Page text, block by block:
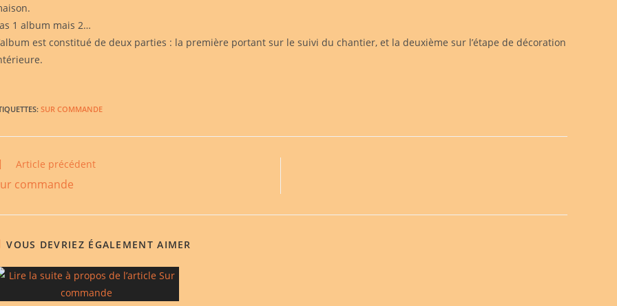
1 album mais 2…
est constitué de deux parties : la première portant sur le suivi du chantier, et la deuxième sur l’étape de décoration
: SUR COMMANDE
Article précédent
commande
VOUS DEVRIEZ ÉGALEMENT AIMER